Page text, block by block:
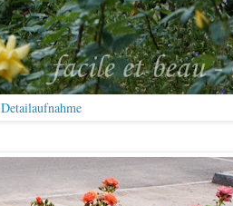
Detailaufnahme